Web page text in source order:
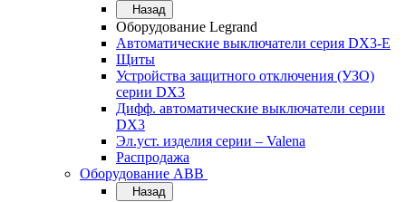
Назад
Оборудование Legrand
Автоматические выключатели серия DX3-E
Щиты
Устройства защитного отключения (УЗО)
серии DX3
Дифф. автоматические выключатели серии
DX3
Эл.уст. изделия серии – Valena
Распродажа
Оборудование АВВ
Назад